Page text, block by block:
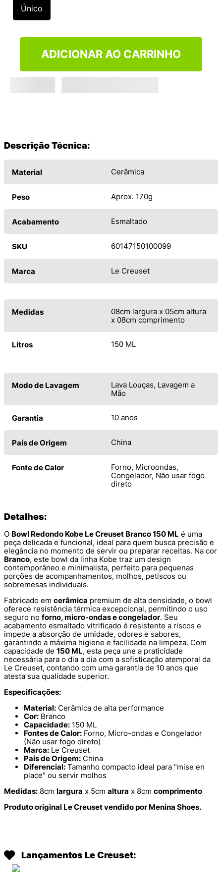
Único
ADICIONAR AO CARRINHO
Descrição Técnica:
Material Cerâmica
Peso Aprox. 170g
Acabamento Esmaltado
SKU 60147150100099
Marca Le Creuset
Medidas
08cm largura x 05cm altura
x 08cm comprimento
Litros 150 ML
Modo de Lavagem
Lava Louças, Lavagem a
Mão
Garantia 10 anos
País de Origem China
Fonte de Calor
Forno, Microondas,
Congelador, Não usar fogo
direto
Detalhes:
O Bowl Redondo Kobe Le Creuset Branco 150 ML é uma
peça delicada e funcional, ideal para quem busca precisão e
elegância no momento de servir ou preparar receitas. Na cor
Branco, este bowl da linha Kobe traz um design
contemporâneo e minimalista, perfeito para pequenas
porções de acompanhamentos, molhos, petiscos ou
sobremesas individuais.
Fabricado em cerâmica premium de alta densidade, o bowl
oferece resistência térmica excepcional, permitindo o uso
seguro no forno, micro-ondas e congelador. Seu
acabamento esmaltado vitrificado é resistente a riscos e
impede a absorção de umidade, odores e sabores,
garantindo a máxima higiene e facilidade na limpeza. Com
capacidade de 150 ML, esta peça une a praticidade
necessária para o dia a dia com a sofisticação atemporal da
Le Creuset, contando com uma garantia de 10 anos que
atesta sua qualidade superior.
Especificações:
Material: Cerâmica de alta performance
Cor: Branco
Capacidade: 150 ML
Fontes de Calor: Forno, Micro-ondas e Congelador
(Não usar fogo direto)
Marca: Le Creuset
País de Origem: China
Diferencial: Tamanho compacto ideal para "mise en
place" ou servir molhos
Medidas: 8cm largura x 5cm altura x 8cm comprimento
Produto original Le Creuset vendido por Menina Shoes.
Lançamentos Le Creuset:
º
NEW 530
10º VANS TÊNIS VANS ULTRARANGE